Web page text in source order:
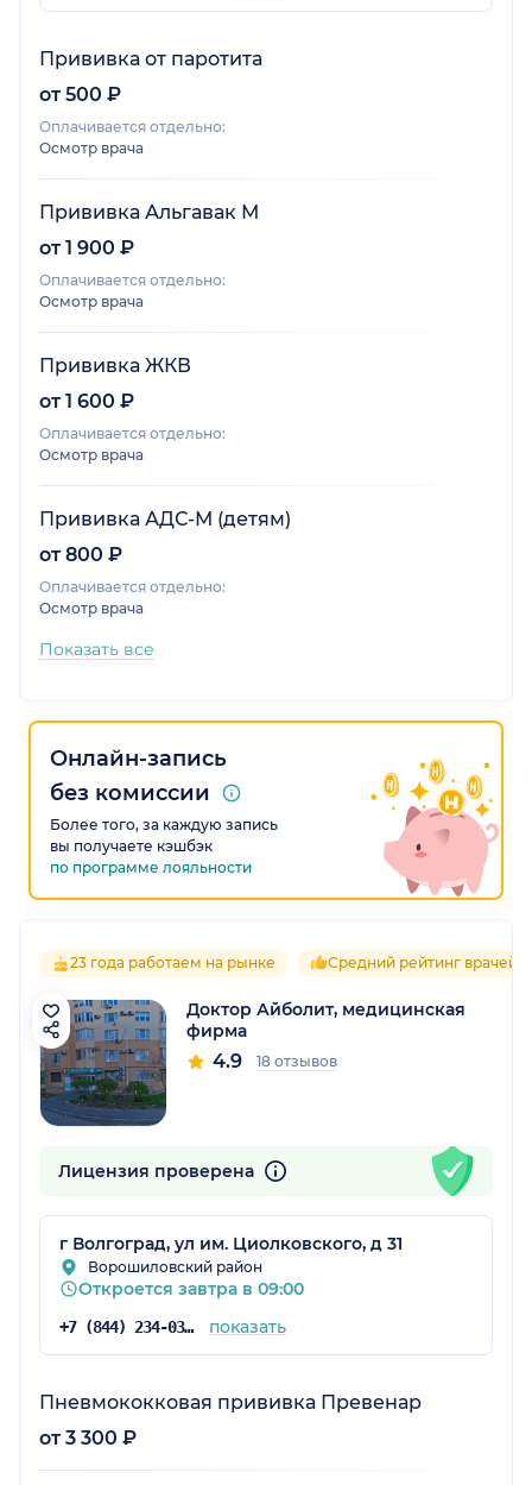
Прививка от паротита
от 500 ₽
Оплачивается отдельно:
Осмотр врача
Прививка Альгавак М
от 1 900 ₽
Оплачивается отдельно:
Осмотр врача
Прививка ЖКВ
от 1 600 ₽
Оплачивается отдельно:
Осмотр врача
Прививка АДС-М (детям)
от 800 ₽
Оплачивается отдельно:
Осмотр врача
Показать все
Онлайн-запись
без комиссии
Более того, за каждую запись
вы получаете кэшбэк
по программе лояльности
23 года работаем на рынке Средний рейтинг врачей
Доктор Айболит, медицинская
фирма
4.9 18 отзывов
Лицензия проверена
г Волгоград, ул им. Циолковского, д 31
Ворошиловский район
Откроется завтра в 09:00
+7 (844) 234-03-34 показать
Пневмококковая прививка Превенар
от 3 300 ₽